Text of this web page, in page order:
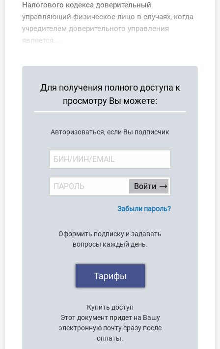
Интернет-магазин
О Системе
Тестирование для
бухгалтера
Налогового кодекса доверительный
управляющий-физическое лицо в случаях, когда
учредителем доверительного управления
является ...
Для получения полного доступа к
просмотру Вы можете:
Авторизоваться, если Вы подписчик
Забыли пароль?
Оформить подписку и задавать
вопросы каждый день.
Тарифы
Купить доступ
Этот документ придет на Вашу
электронную почту сразу после
оплаты.